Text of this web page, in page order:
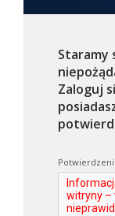
Staramy
Zaloguj